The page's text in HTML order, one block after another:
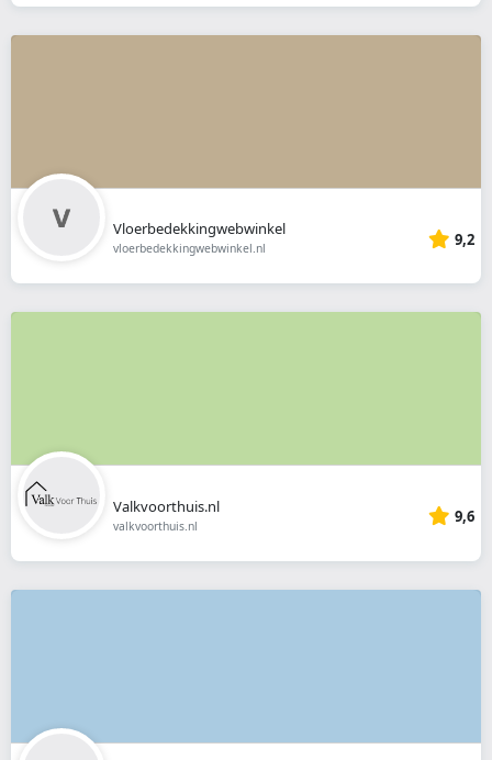
Vloerbedekkingwebwinkel
vloerbedekkingwebwinkel.nl 9,2
Valkvoorthuis.nl
valkvoorthuis.nl 9,6